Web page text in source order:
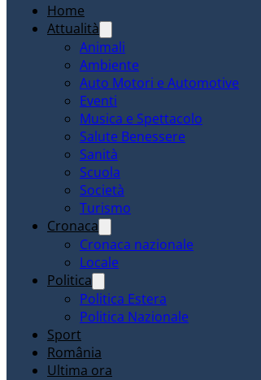
Home
Attualità
Animali
Ambiente
Auto Motori e Automotive
Eventi
Musica e Spettacolo
Salute Benessere
Sanità
Scuola
Società
Turismo
Cronaca
Cronaca nazionale
Locale
Politica
Politica Estera
Politica Nazionale
Sport
România
Ultima ora